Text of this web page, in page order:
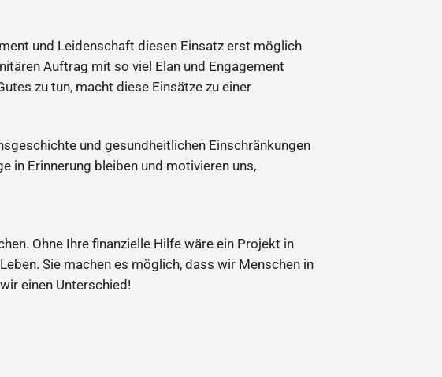
und Leidenschaft diesen Einsatz erst möglich
Auftrag mit so viel Elan und Engagement
zu tun, macht diese Einsätze zu einer
und gesundheitlichen Einschränkungen
in Erinnerung bleiben und motivieren uns,
Ohne Ihre finanzielle Hilfe wäre ein Projekt in
Sie machen es möglich, dass wir Menschen in
einen Unterschied!